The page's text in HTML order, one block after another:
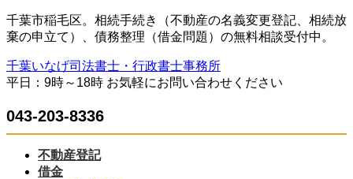
コ
ン
ン
ツ
ス
キ
ナ
ビ
ー
シ
ン
に
千葉市稲毛区。相続手続き（不動産の名義変更登記、相続放
棄の申立て）、債務整理（借金問題）の無料相談受付中。
千葉いなげ司法書士・行政書士事務所
平日：9時～18時 お気軽にお問い合わせください
043-203-8336
不動産登記
借金